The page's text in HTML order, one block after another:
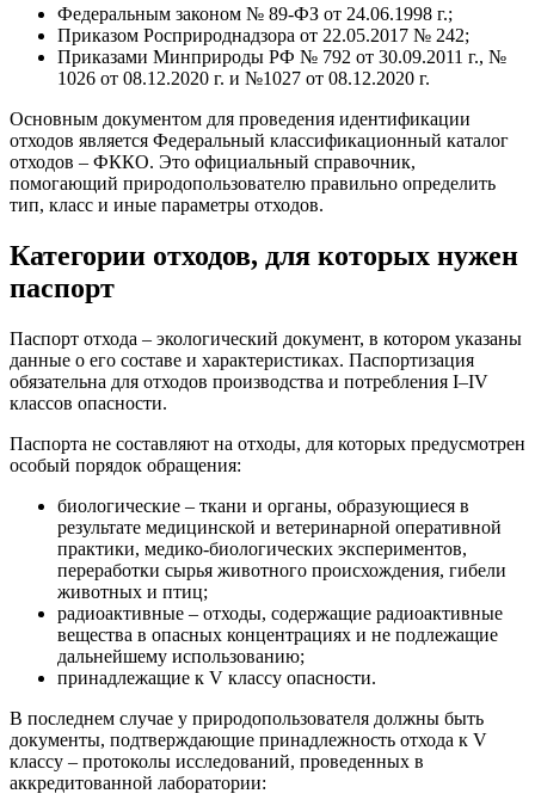
Федеральным законом № 89-ФЗ от 24.06.1998 г.;
Приказом Росприроднадзора от 22.05.2017 № 242;
Приказами Минприроды РФ № 792 от 30.09.2011 г., №
1026 от 08.12.2020 г. и №1027 от 08.12.2020 г.
Основным документом для проведения идентификации
отходов является Федеральный классификационный каталог
отходов – ФККО. Это официальный справочник,
помогающий природопользователю правильно определить
тип, класс и иные параметры отходов.
Категории отходов, для которых нужен
паспорт
Паспорт отхода – экологический документ, в котором указаны
данные о его составе и характеристиках. Паспортизация
обязательна для отходов производства и потребления I–IV
классов опасности.
Паспорта не составляют на отходы, для которых предусмотрен
особый порядок обращения:
биологические – ткани и органы, образующиеся в
результате медицинской и ветеринарной оперативной
практики, медико-биологических экспериментов,
переработки сырья животного происхождения, гибели
животных и птиц;
радиоактивные – отходы, содержащие радиоактивные
вещества в опасных концентрациях и не подлежащие
дальнейшему использованию;
принадлежащие к V классу опасности.
В последнем случае у природопользователя должны быть
документы, подтверждающие принадлежность отхода к V
классу – протоколы исследований, проведенных в
аккредитованной лаборатории: